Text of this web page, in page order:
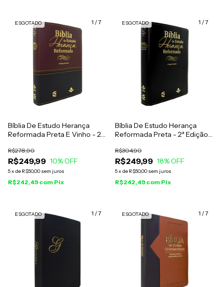
1 /7
ESGOTADO
Bíblia De Estudo Herança
Reformada Preta E Vinho - 2ª
R$249,99
R$278,90
10% OFF
5x de R$50,00 sem juros
R$242,49 com Pix
1 /7
ESGOTADO
Bíblia De Estudo Herança
Reformada Preta - 2ª Edição
R$249,99
R$304,90
18% OFF
5x de R$50,00 sem juros
R$242,49 com Pix
1 /7
ESGOTADO 1 /7
ESGOTADO